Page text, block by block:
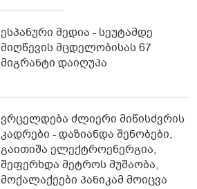
ესპანური მედია - სეუტამდე
მიღწევის მცდელობისას 67
მიგრანტი დაიღუპა
ვრცელდება ძლიერი მიწისძვრის
კადრები - დაზიანდა შენობები,
გაითიშა ელექტროენერგია,
შეფერხდა მეტროს მუშაობა,
მოქალაქეები პანიკამ მოიცვა